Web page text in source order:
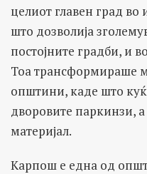
целиот главен град
што дозволија
постојните градби, и
Тоа трансформираше
општини, каде што
дворовите паркинзи, а
материјал.
Карпош е една од